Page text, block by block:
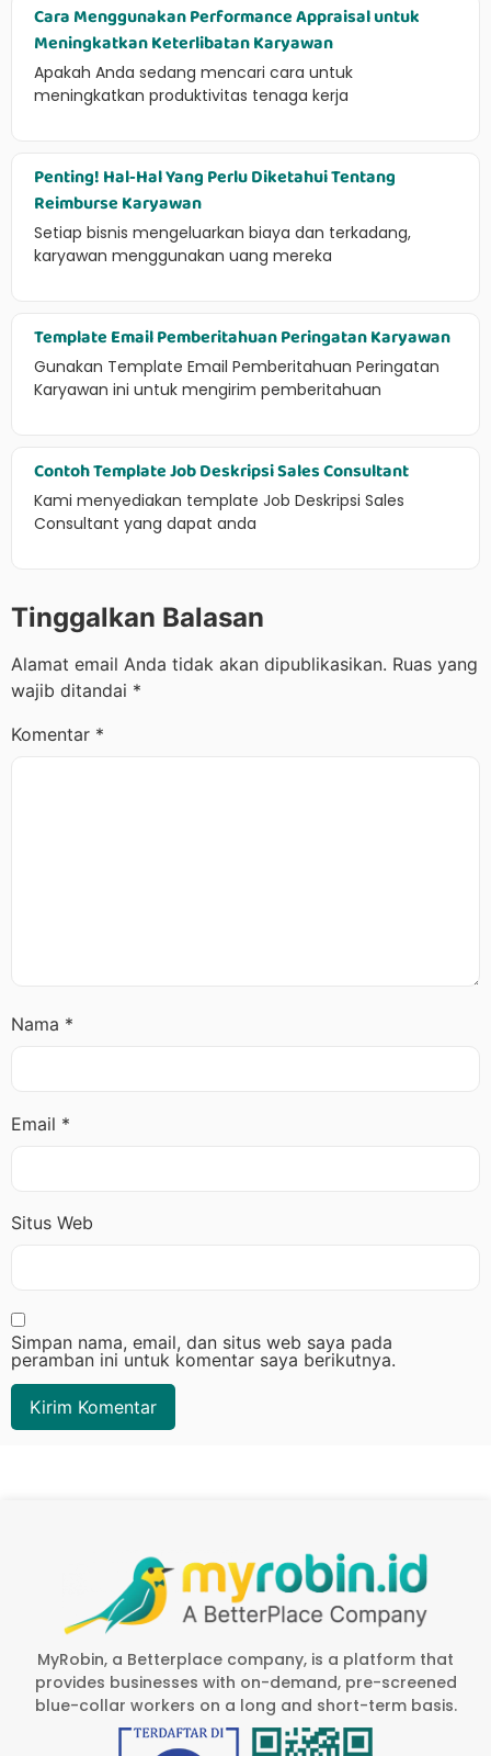
Cara Menggunakan Performance Appraisal untuk
Meningkatkan Keterlibatan Karyawan
Apakah Anda sedang mencari cara untuk
meningkatkan produktivitas tenaga kerja
Penting! Hal-Hal Yang Perlu Diketahui Tentang
Reimburse Karyawan
Setiap bisnis mengeluarkan biaya dan terkadang,
karyawan menggunakan uang mereka
Template Email Pemberitahuan Peringatan Karyawan
Gunakan Template Email Pemberitahuan Peringatan
Karyawan ini untuk mengirim pemberitahuan
Contoh Template Job Deskripsi Sales Consultant
Kami menyediakan template Job Deskripsi Sales
Consultant yang dapat anda
Tinggalkan Balasan
Alamat email Anda tidak akan dipublikasikan. Ruas yang
wajib ditandai *
Komentar *
Nama *
Email *
Situs Web
Simpan nama, email, dan situs web saya pada
peramban ini untuk komentar saya berikutnya.
MyRobin, a Betterplace company, is a platform that
provides businesses with on-demand, pre-screened
blue-collar workers on a long and short-term basis.